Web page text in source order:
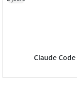
Claude Code